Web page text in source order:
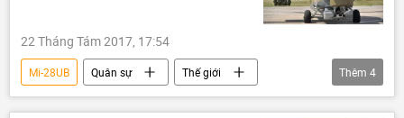
22 Tháng Tám 2017, 17:54
Mi-28UB Quân sự
Thế giới
Nga
Syria
Liên bang Nga
Thêm 4